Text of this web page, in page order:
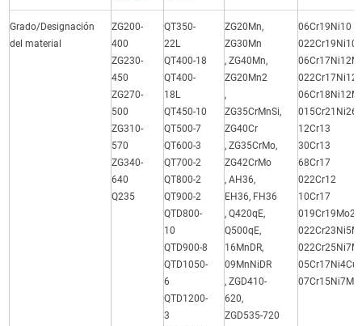
Grado/Designación
del material
ZG200-
400
ZG230-
450
ZG270-
500
ZG310-
570
ZG340-
640
Q235
QT350-
22L
QT400-18
QT400-
18L
QT450-10
QT500-7
QT600-3
QT700-2
QT800-2
QT900-2
QTD800-
10
QTD900-8
QTD1050-
6
QTD1200-
3
ZG20Mn,
ZG30Mn
, ZG40Mn,
ZG20Mn2
,
ZG35CrMnSi,
ZG40Cr
, ZG35CrMo,
ZG42CrMo
, AH36,
EH36, FH36
, Q420qE,
Q500qE,
16MnDR,
09MnNiDR
, ZGD410-
620,
ZGD535-720
06Cr19Ni10
022Cr19Ni10
12Cr13
30Cr13
68Cr17
022Cr12
10Cr17